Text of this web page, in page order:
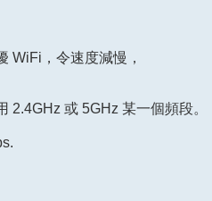
WiFi，令速度減慢，
2.4GHz 或 5GHz 某一個頻段。